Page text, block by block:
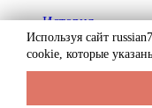
История
Биография
Криминал
Реклама на сайте
Используя сайт
cookie, которые